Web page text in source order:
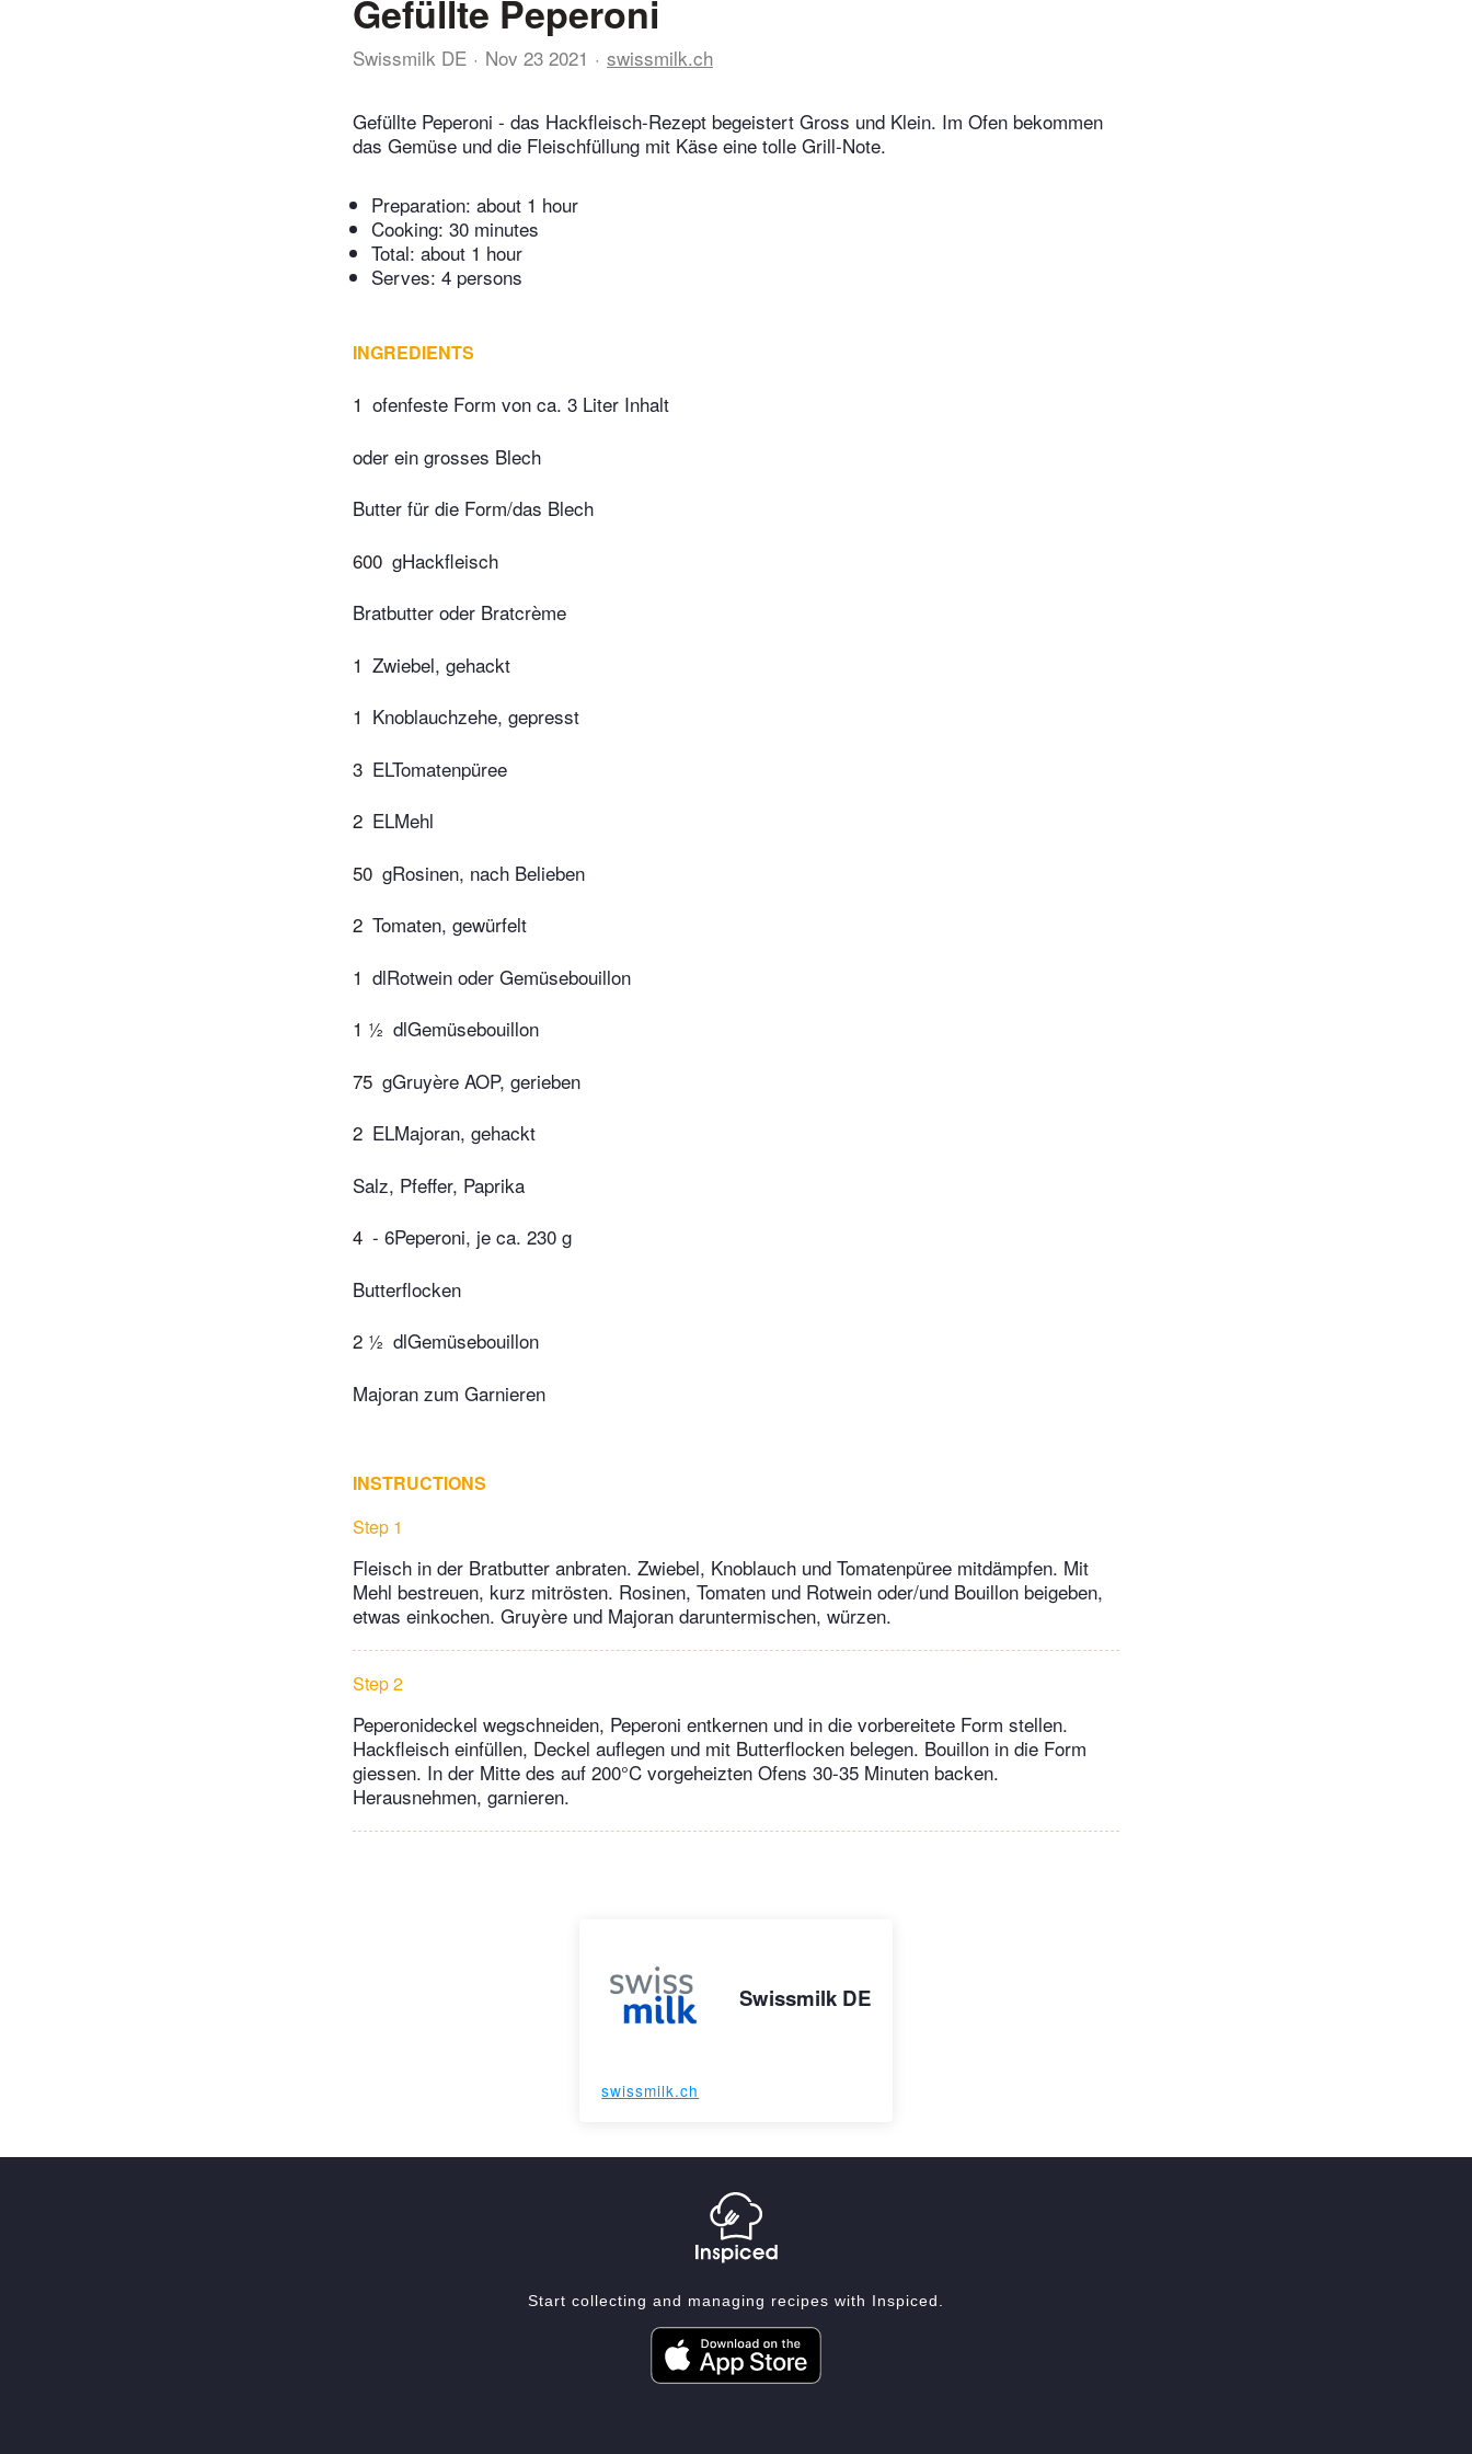
Gefüllte Peperoni
Swissmilk DE Nov 23 2021 swissmilk.ch
Gefüllte Peperoni - das Hackfleisch-Rezept begeistert Gross und Klein. Im Ofen bekommen
das Gemüse und die Fleischfüllung mit Käse eine tolle Grill-Note.
Preparation: about 1 hour
Cooking: 30 minutes
Total: about 1 hour
Serves: 4 persons
INGREDIENTS
1 ofenfeste Form von ca. 3 Liter Inhalt
oder ein grosses Blech
Butter für die Form/das Blech
600 gHackfleisch
Bratbutter oder Bratcrème
1 Zwiebel, gehackt
1 Knoblauchzehe, gepresst
3 ELTomatenpüree
2 ELMehl
50 gRosinen, nach Belieben
2 Tomaten, gewürfelt
1 dlRotwein oder Gemüsebouillon
1 ½ dlGemüsebouillon
75 gGruyère AOP, gerieben
2 ELMajoran, gehackt
Salz, Pfeffer, Paprika
4 - 6Peperoni, je ca. 230 g
Butterflocken
2 ½ dlGemüsebouillon
Majoran zum Garnieren
INSTRUCTIONS
Step 1
Fleisch in der Bratbutter anbraten. Zwiebel, Knoblauch und Tomatenpüree mitdämpfen. Mit
Mehl bestreuen, kurz mitrösten. Rosinen, Tomaten und Rotwein oder/und Bouillon beigeben,
etwas einkochen. Gruyère und Majoran daruntermischen, würzen.
Step 2
Peperonideckel wegschneiden, Peperoni entkernen und in die vorbereitete Form stellen.
Hackfleisch einfüllen, Deckel auflegen und mit Butterflocken belegen. Bouillon in die Form
giessen. In der Mitte des auf 200°C vorgeheizten Ofens 30-35 Minuten backen.
Herausnehmen, garnieren.
Swissmilk DE
swissmilk.ch
Start collecting and managing recipes with Inspiced.